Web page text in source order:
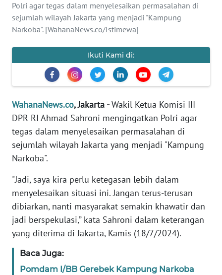
Polri agar tegas dalam menyelesaikan permasalahan di
sejumlah wilayah Jakarta yang menjadi "Kampung
Narkoba". [WahanaNews.co/Istimewa]
Ikuti Kami di:
WahanaNews.co, Jakarta -Wakil Ketua Komisi III
DPR RI Ahmad Sahroni mengingatkan Polri agar
tegas dalam menyelesaikan permasalahan di
sejumlah wilayah Jakarta yang menjadi "Kampung
Narkoba".
"Jadi, saya kira perlu ketegasan lebih dalam
menyelesaikan situasi ini. Jangan terus-terusan
dibiarkan, nanti masyarakat semakin khawatir dan
jadi berspekulasi,” kata Sahroni dalam keterangan
yang diterima di Jakarta, Kamis (18/7/2024).
Baca Juga:
Pomdam I/BB Gerebek Kampung Narkoba
PENDIDIKAN
Informasi
INDEKS
BERITA
KONTAK
KAMI
INFO
TENTANG
KAMI